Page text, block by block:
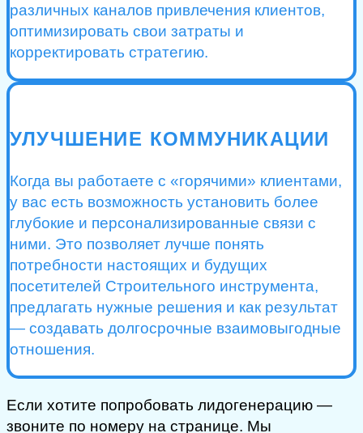
различных каналов привлечения клиентов,
оптимизировать свои затраты и
корректировать стратегию.
УЛУЧШЕНИЕ КОММУНИКАЦИИ
Когда вы работаете с «горячими» клиентами,
у вас есть возможность установить более
глубокие и персонализированные связи с
ними. Это позволяет лучше понять
потребности настоящих и будущих
посетителей Строительного инструмента,
предлагать нужные решения и как результат
— создавать долгосрочные взаимовыгодные
отношения.
Если хотите попробовать лидогенерацию —
звоните по номеру на странице. Мы